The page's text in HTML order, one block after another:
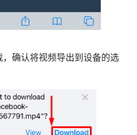
，确认将视频导出到设备的选